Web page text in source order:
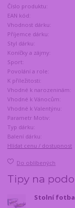
Číslo produktu:
EAN kód:
Vhodnost dárku:
Příjemce dárku:
Styl dárku:
Koníčky a zájmy:
Sport:
Povolání a role:
K příležitosti:
Vhodné k narozeninám:
Vhodné k Vánocům:
Vhodné k Valentýnu:
Parametr Motiv:
Typ dárku:
Balení dárku:
Hlídat cenu / dostupnost
Do oblíbených
Tipy na
Stolní